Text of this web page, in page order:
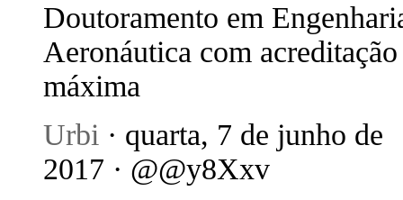
Doutoramento em
Aeronáutica com acreditação
máxima
Urbi · quarta, 7 de junho de
2017 · @@y8Xxv